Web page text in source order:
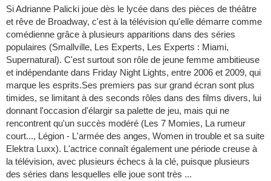
Si Adrianne Palicki joue dès le lycée dans des pièces de théâtre
et rêve de Broadway, c'est à la télévision qu'elle démarre comme
comédienne grâce à plusieurs apparitions dans des séries
populaires (Smallville, Les Experts, Les Experts : Miami,
Supernatural). C'est surtout son rôle de jeune femme ambitieuse
et indépendante dans Friday Night Lights, entre 2006 et 2009, qui
marque les esprits.Ses premiers pas sur grand écran sont plus
timides, se limitant à des seconds rôles dans des films divers, lui
donnant l'occasion d'élargir sa palette de jeu, mais qui ne
rencontrent qu'un succès modéré (Les 7 Momies, La rumeur
court..., Légion - L'armée des anges, Women in trouble et sa suite
Elektra Luxx). L'actrice connaît également une période creuse à
la télévision, avec plusieurs échecs à la clé, puisque plusieurs
des séries dans lesquelles elle joue sont très ...